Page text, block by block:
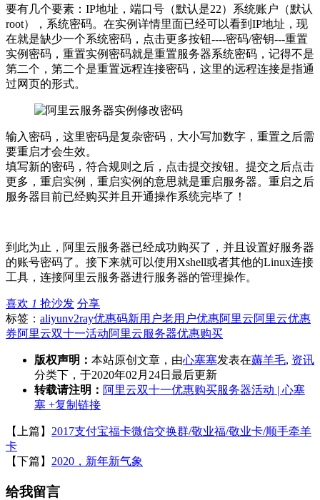
要有几个要素：IP地址，端口号（默认是22）系统账户（默认
root），系统密码。在实例详情里面已经可以看到IP地址，现
在就是缺少一个系统密码，点击更多按钮----密码/密钥---重置
实例密码，重置实例密码就是重置服务器系统密码，记得不是
第二个，第二个是重置远程连接密码，这里的远程连接是指通
过网页的形式。
输入密码，这里密码是复杂密码，大小写加数字，重置之后需
要重启才会生效。
填写新的密码，符合规则之后，点击提交按钮。提交之后点击
更多，重启实例，重启实例的意思就是重启服务器。重启之后
服务器目前已经购买并且开通操作系统完毕了！
到此为止，阿里云服务器已经成功购买了，并且设置好服务器
的账号密码了。接下来就可以使用Xshell或者其他的Linux连接
工具，连接阿里云服务器进行服务器的管理操作。
喜欢 1 抢沙发 分享
标签： aliyunv2ray优惠码新用户老用户优惠阿里云阿里云优惠
券阿里云双十一活动阿里云服务器优惠购买
版权声明： 本站原创文章，由心塞塞发表在薅羊毛, 资讯
分类下，于2020年02月24日最后更新
转载请注明： 阿里云双十一优惠购买服务器活动 | 心塞
塞 +复制链接
【上篇】 2017支付宝福卡微信交换群/敬业福/敬业卡/顺手牵羊
卡
【下篇】 2020，新年新气象
给我留言